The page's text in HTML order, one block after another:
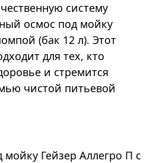
систему
осмос под мойку
(бак 12 л). Этот
для тех, кто
и стремится
чистой питьевой
Гейзер Аллегро П с